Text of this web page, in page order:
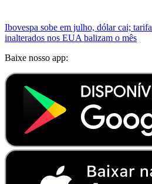
Ibovespa sobe em julho, dólar cai;
inalterados nos EUA balizam o mês
Baixe nosso app: